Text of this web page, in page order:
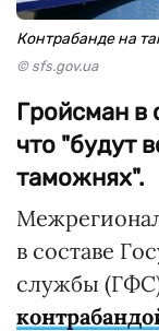
Контрабанде на
© sfs.gov.ua
Гройсман в
что "будут
таможнях".
в составе
службы